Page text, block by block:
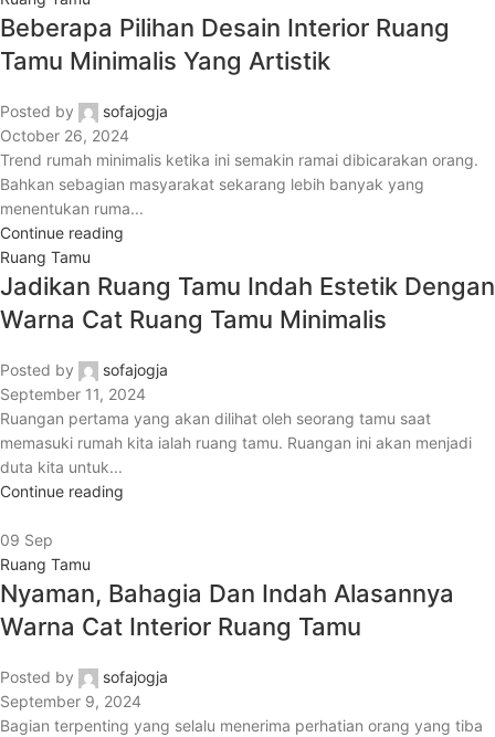
Beberapa Pilihan Desain Interior Ruang
Tamu Minimalis Yang Artistik
Posted by
sofajogja
October 26, 2024
Trend rumah minimalis ketika ini semakin ramai dibicarakan orang.
Bahkan sebagian masyarakat sekarang lebih banyak yang
menentukan ruma...
Continue reading
Ruang Tamu
Jadikan Ruang Tamu Indah Estetik Dengan
Warna Cat Ruang Tamu Minimalis
Posted by
sofajogja
September 11, 2024
Ruangan pertama yang akan dilihat oleh seorang tamu saat
memasuki rumah kita ialah ruang tamu. Ruangan ini akan menjadi
duta kita untuk...
Continue reading
09 Sep
Ruang Tamu
Nyaman, Bahagia Dan Indah Alasannya
Warna Cat Interior Ruang Tamu
Posted by
sofajogja
September 9, 2024
Bagian terpenting yang selalu menerima perhatian orang yang tiba